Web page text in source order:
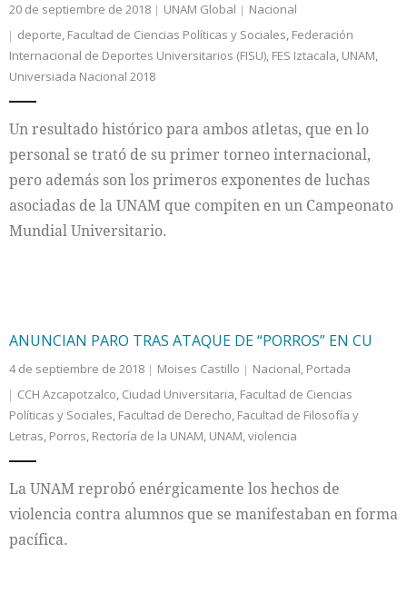
Colaboradores
Internacional
Cultura
20 de septiembre de 2018 UNAM Global
Nacional
deporte, Facultad de Ciencias Políticas y Sociales, Federación
Internacional de Deportes Universitarios (FISU), FES Iztacala, UNAM,
Universiada Nacional 2018
Un resultado histórico para ambos atletas, que en lo
personal se trató de su primer torneo internacional,
pero además son los primeros exponentes de luchas
asociadas de la UNAM que compiten en un Campeonato
Mundial Universitario.
ANUNCIAN PARO TRAS ATAQUE DE “PORROS” EN CU
4 de septiembre de 2018 Moises Castillo Nacional, Portada
CCH Azcapotzalco, Ciudad Universitaria, Facultad de Ciencias
Políticas y Sociales, Facultad de Derecho, Facultad de Filosofía y
Letras, Porros, Rectoría de la UNAM, UNAM,violencia
La UNAM reprobó enérgicamente los hechos de
violencia contra alumnos que se manifestaban en forma
pacífica.